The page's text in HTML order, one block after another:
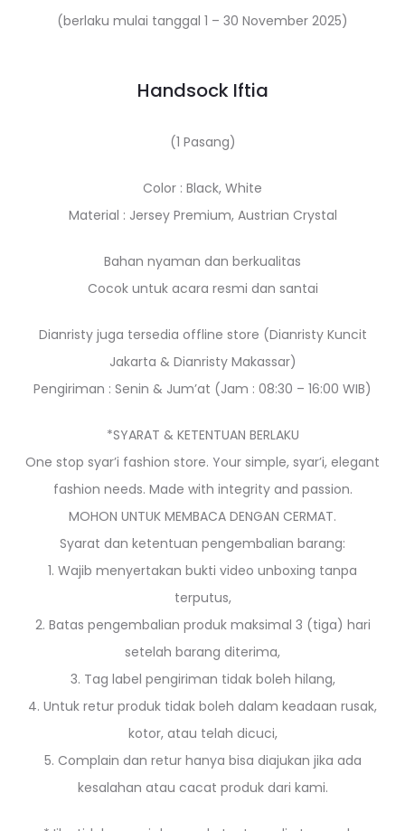
(berlaku mulai tanggal 1 – 30 November 2025)
Handsock Iftia
(1 Pasang)
Color : Black, White
Material : Jersey Premium, Austrian Crystal
Bahan nyaman dan berkualitas
Cocok untuk acara resmi dan santai
Dianristy juga tersedia offline store (Dianristy Kuncit
Jakarta & Dianristy Makassar)
Pengiriman : Senin & Jum’at (Jam : 08:30 – 16:00 WIB)
*SYARAT & KETENTUAN BERLAKU
One stop syar’i fashion store. Your simple, syar’i, elegant
fashion needs. Made with integrity and passion.
MOHON UNTUK MEMBACA DENGAN CERMAT.
Syarat dan ketentuan pengembalian barang:
1. Wajib menyertakan bukti video unboxing tanpa
terputus,
2. Batas pengembalian produk maksimal 3 (tiga) hari
setelah barang diterima,
3. Tag label pengiriman tidak boleh hilang,
4. Untuk retur produk tidak boleh dalam keadaan rusak,
kotor, atau telah dicuci,
5. Complain dan retur hanya bisa diajukan jika ada
kesalahan atau cacat produk dari kami.